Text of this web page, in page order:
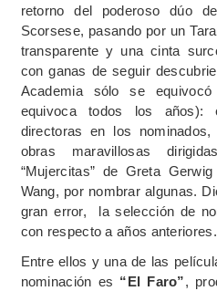
retorno del poderoso dúo
Scorsese, pasando por un
transparente y una cinta
con ganas de seguir
Academia sólo se
equivoca todos los
directoras en los
obras maravillosas
“Mujercitas” de Greta
Wang, por nombrar algunas.
gran error, la selección de
con respecto a años anteriores.
Entre ellos y una de las
nominación es “El Faro”,